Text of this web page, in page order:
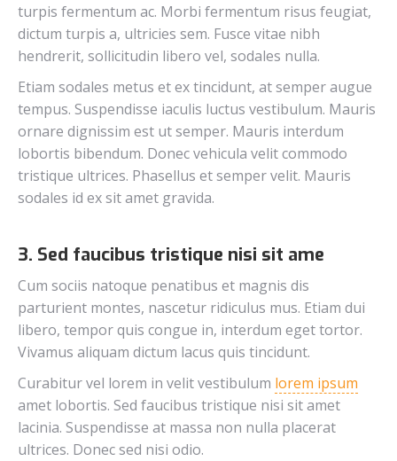
turpis fermentum ac. Morbi fermentum risus feugiat,
dictum turpis a, ultricies sem. Fusce vitae nibh
hendrerit, sollicitudin libero vel, sodales nulla.
Etiam sodales metus et ex tincidunt, at semper augue
tempus. Suspendisse iaculis luctus vestibulum. Mauris
ornare dignissim est ut semper. Mauris interdum
lobortis bibendum. Donec vehicula velit commodo
tristique ultrices. Phasellus et semper velit. Mauris
sodales id ex sit amet gravida.
3. Sed faucibus tristique nisi sit ame
Cum sociis natoque penatibus et magnis dis
parturient montes, nascetur ridiculus mus. Etiam dui
libero, tempor quis congue in, interdum eget tortor.
Vivamus aliquam dictum lacus quis tincidunt.
Curabitur vel lorem in velit vestibulum lorem ipsum
amet lobortis. Sed faucibus tristique nisi sit amet
lacinia. Suspendisse at massa non nulla placerat
ultrices. Donec sed nisi odio.